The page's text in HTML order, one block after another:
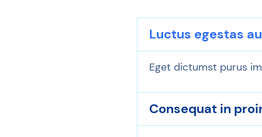
Luctus egestas
Eget dictumst purus
Consequat in